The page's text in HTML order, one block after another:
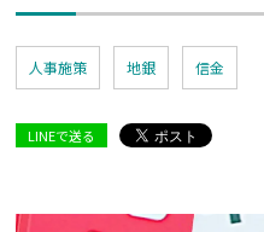
人事施策 地銀 信金
LINEで送る